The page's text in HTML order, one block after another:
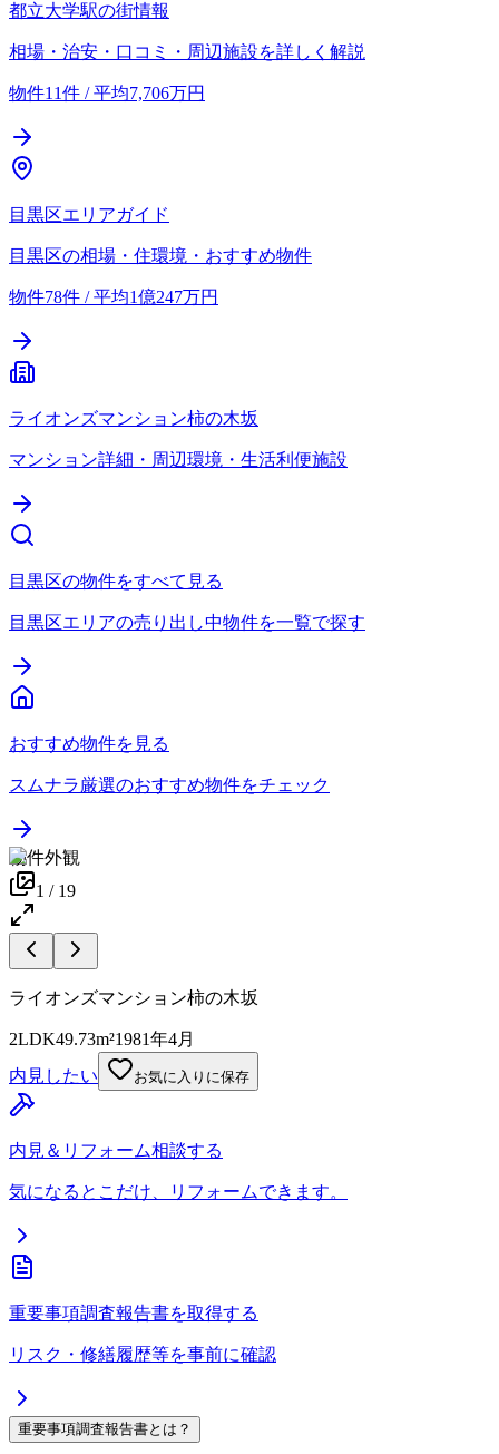
都立大学駅の街情報
相場・治安・口コミ・周辺施設を詳しく解説
物件11件 / 平均7,706万円
目黒区エリアガイド
目黒区の相場・住環境・おすすめ物件
物件78件 / 平均1億247万円
ライオンズマンション柿の木坂
マンション詳細・周辺環境・生活利便施設
目黒区の物件をすべて見る
目黒区エリアの売り出し中物件を一覧で探す
おすすめ物件を見る
スムナラ厳選のおすすめ物件をチェック
物件外観
1 / 19
ライオンズマンション柿の木坂
2LDK49.73m²1981年4月
内見したい
お気に入りに保存
内見＆リフォーム相談する
気になるとこだけ、リフォームできます。
重要事項調査報告書を取得する
リスク・修繕履歴等を事前に確認
重要事項調査報告書とは？